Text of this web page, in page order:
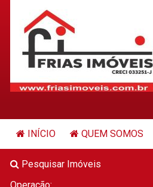
INÍCIO QUEM SOMOS
Pesquisar Imóveis